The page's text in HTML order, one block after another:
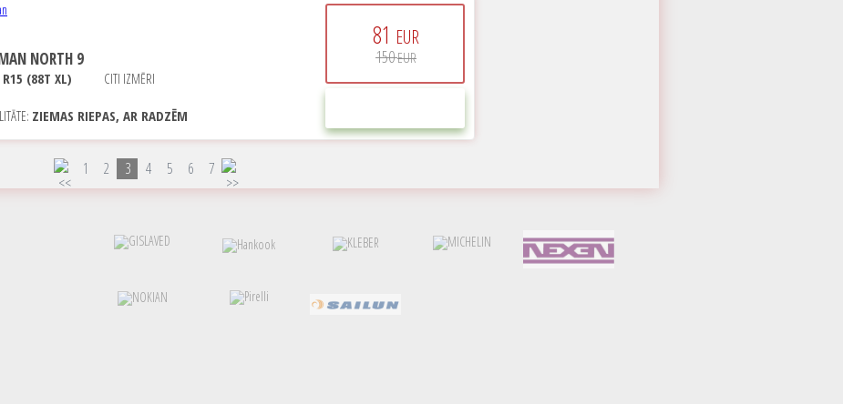
NORTH 9
(88T XL) CITI IZMĒRI
ZIEMAS RIEPAS, AR RADZĒM
81 EUR
150EUR
1 2 3 4 5 6 7